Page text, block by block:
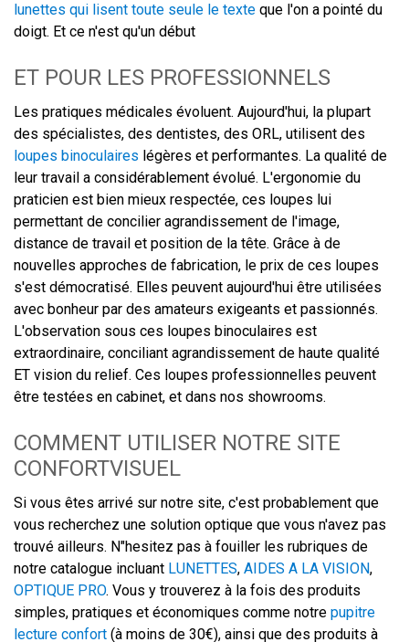
lunettes qui lisent toute seule le texte que l'on a pointé du
doigt. Et ce n'est qu'un début
ET POUR LES PROFESSIONNELS
Les pratiques médicales évoluent. Aujourd'hui, la plupart
des spécialistes, des dentistes, des ORL, utilisent des
loupes binoculaires légères et performantes. La qualité de
leur travail a considérablement évolué. L'ergonomie du
praticien est bien mieux respectée, ces loupes lui
permettant de concilier agrandissement de l'image,
distance de travail et position de la tête. Grâce à de
nouvelles approches de fabrication, le prix de ces loupes
s'est démocratisé. Elles peuvent aujourd'hui être utilisées
avec bonheur par des amateurs exigeants et passionnés.
L'observation sous ces loupes binoculaires est
extraordinaire, conciliant agrandissement de haute qualité
ET vision du relief. Ces loupes professionnelles peuvent
être testées en cabinet, et dans nos showrooms.
COMMENT UTILISER NOTRE SITE
CONFORTVISUEL
Si vous êtes arrivé sur notre site, c'est probablement que
vous recherchez une solution optique que vous n'avez pas
trouvé ailleurs. N"hesitez pas à fouiller les rubriques de
notre catalogue incluant LUNETTES, AIDES A LA VISION,
OPTIQUE PRO. Vous y trouverez à la fois des produits
simples, pratiques et économiques comme notre pupitre
lecture confort (à moins de 30€), ainsi que des produits à